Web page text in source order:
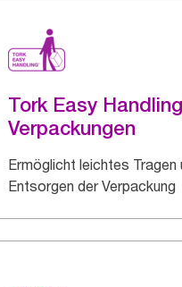
Tork Easy
Verpackungen
Ermöglicht leichtes Tragen
Entsorgen der Verpackung